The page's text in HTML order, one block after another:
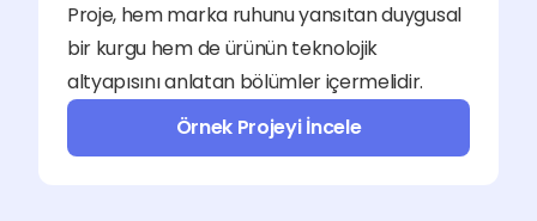
Proje, hem marka ruhunu yansıtan duygusal
bir kurgu hem de ürünün teknolojik
altyapısını anlatan bölümler içermelidir.
Örnek Projeyi İncele